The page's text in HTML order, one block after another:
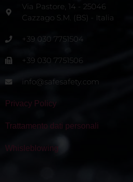
Via Pastore, 14 - 25046
Cazzago S.M. (BS) - Italia
+39 030 7751504
+39 030 7751506
info@safesafety.com
Privacy Policy
Trattamento dati personali
Whisleblowing